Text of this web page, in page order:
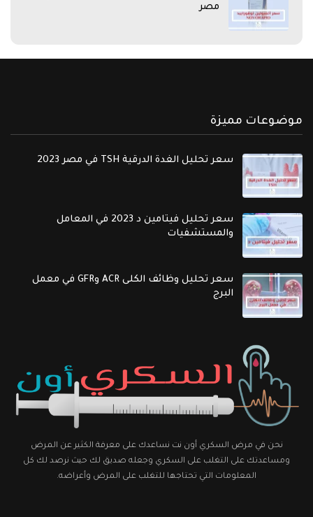
مصر
موضوعات مميزة
سعر تحليل الغدة الدرقية TSH في مصر 2023
سعر تحليل فيتامين د 2023 في المعامل
والمستشفيات
سعر تحليل وظائف الكلى ACR وGFR في معمل
البرج
نحن في مرض السكري أون نت نساعدك على معرفة الكثير عن المرض
ومساعدتك على التغلب على السكري وجعله صديق لك حيث نرصد لك كل
المعلومات التي تحتاجها للتغلب على المرض وأعراضه.